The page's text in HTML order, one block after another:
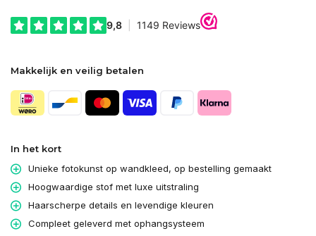
Makkelijk en veilig betalen
In het kort
Unieke fotokunst op wandkleed, op bestelling gemaakt
Hoogwaardige stof met luxe uitstraling
Haarscherpe details en levendige kleuren
Compleet geleverd met ophangsysteem